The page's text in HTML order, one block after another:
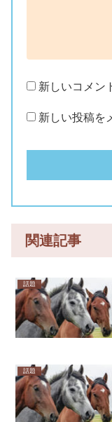
新しいコメン
新しい投稿を
関連記事
話題
話題